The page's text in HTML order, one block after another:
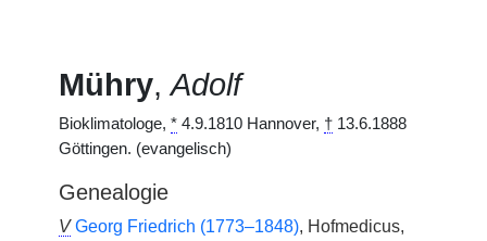
Mühry,Adolf
Bioklimatologe, * 4.9.1810 Hannover, † 13.6.1888
Göttingen. (evangelisch)
Genealogie
V Georg Friedrich (1773–1848), Hofmedicus,